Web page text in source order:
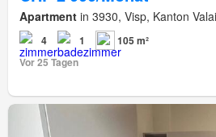
Apartment in 3930, Visp, Kanton
4 1
105 m²
Vor 25 Tagen